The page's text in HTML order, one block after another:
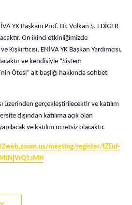
YK Başkanı Prof. Dr. Volkan Ş. EDİGER
On ikinci etkinliğimizde
ENİVA YK Başkan Yardımcısı,
ve kendisiyle “Sistem
Ötesi” alt başlığı hakkında sohbet
üzerinden gerçekleştirilecektir ve katılım
dışından katılıma açık olan
ve katılım ücretsiz olacaktır.
meeting/register/tZEuf-